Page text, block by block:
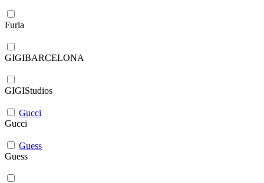
Furla
GIGIBARCELONA
GIGIStudios
Gucci
Gucci
Guess
Guess